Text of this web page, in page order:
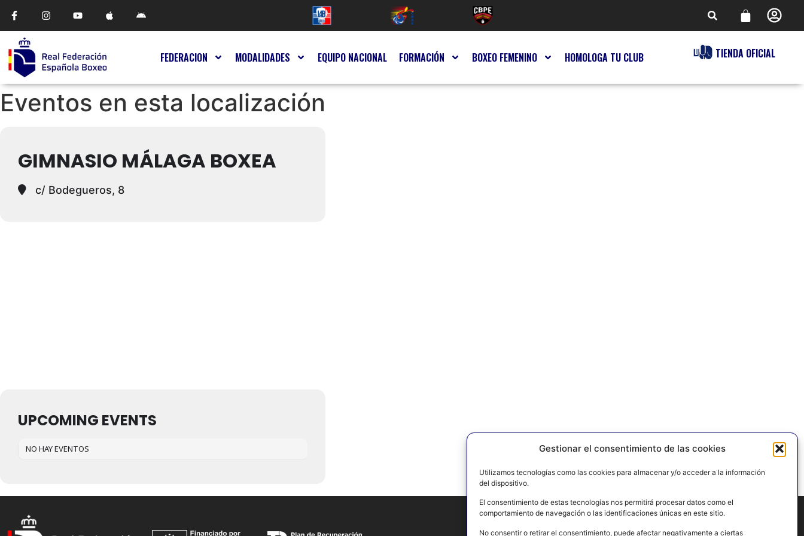
Gestionar el consentimiento de las cookies
Utilizamos tecnologías como las cookies para almacenar y/o acceder a la información
del dispositivo.
El consentimiento de estas tecnologías nos permitirá procesar datos como el
comportamiento de navegación o las identificaciones únicas en este sitio.
No consentir o retirar el consentimiento, puede afectar negativamente a ciertas
FEDERACION MODALIDADES EQUIPO NACIONAL FORMACIÓN BOXEO FEMENINO HOMOLOGA TU CLUB TIENDA OFICIAL
Eventos en esta localización
GIMNASIO MÁLAGA BOXEA
c/ Bodegueros, 8
UPCOMING EVENTS
NO HAY EVENTOS